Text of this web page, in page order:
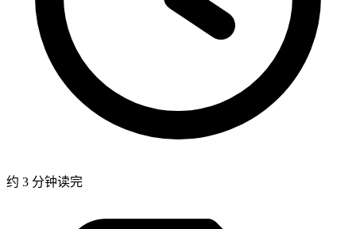
约 3 分钟读完